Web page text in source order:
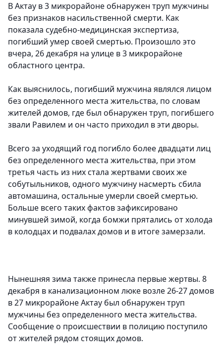
В Актау в 3 микрорайоне обнаружен труп мужчины
без признаков насильственной смерти. Как
показала судебно-медицинская экспертиза,
погибший умер своей смертью. Произошло это
вчера, 26 декабря на улице в 3 микрорайоне
областного центра.
Как выяснилось, погибший мужчина являлся лицом
без определенного места жительства, по словам
жителей домов, где был обнаружен труп, погибшего
звали Равилем и он часто приходил в эти дворы.
Всего за уходящий год погибло более двадцати лиц
без определенного места жительства, при этом
третья часть из них стала жертвами своих же
собутыльников, одного мужчину насмерть сбила
автомашина, остальные умерли своей смертью.
Больше всего таких фактов зафиксировано
минувшей зимой, когда бомжи прятались от холода
в колодцах и подвалах домов и в итоге замерзали.
Нынешняя зима также принесла первые жертвы. 8
декабря в канализационном люке возле 26-27 домов
в 27 микрорайоне Актау был обнаружен труп
мужчины без определенного места жительства.
Сообщение о происшествии в полицию поступило
от жителей рядом стоящих домов.